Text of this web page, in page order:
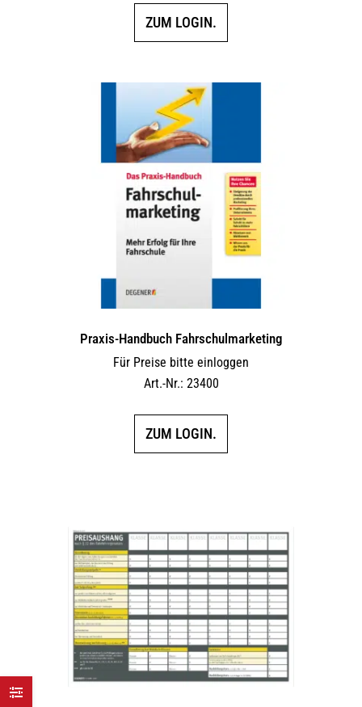
ZUM LOGIN.
Praxis-Handbuch Fahrschulmarketing
Für Preise bitte einloggen
Art.-Nr.: 23400
ZUM LOGIN.